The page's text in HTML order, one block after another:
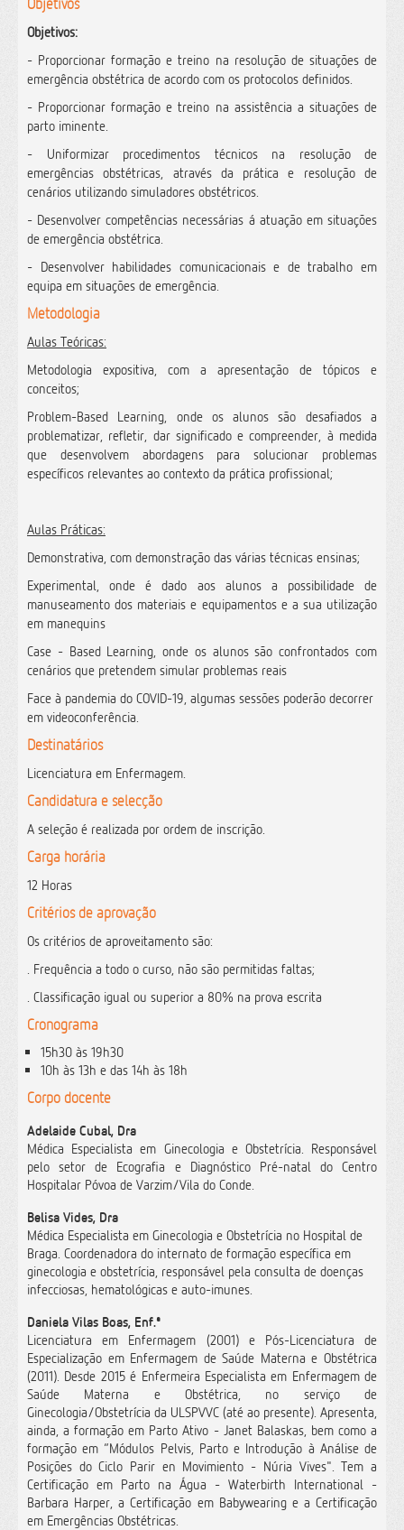
Objetivos
Objetivos:
- Proporcionar formação e treino na resolução de situações de
emergência obstétrica de acordo com os protocolos definidos.
- Proporcionar formação e treino na assistência a situações de
parto iminente.
- Uniformizar procedimentos técnicos na resolução de
emergências obstétricas, através da prática e resolução de
cenários utilizando simuladores obstétricos.
- Desenvolver competências necessárias á atuação em situações
de emergência obstétrica.
- Desenvolver habilidades comunicacionais e de trabalho em
equipa em situações de emergência.
Metodologia
Aulas Teóricas:
Metodologia expositiva, com a apresentação de tópicos e
conceitos;
Problem-Based Learning, onde os alunos são desafiados a
problematizar, refletir, dar significado e compreender, à medida
que desenvolvem abordagens para solucionar problemas
específicos relevantes ao contexto da prática profissional;
Aulas Práticas:
Demonstrativa, com demonstração das várias técnicas ensinas;
Experimental, onde é dado aos alunos a possibilidade de
manuseamento dos materiais e equipamentos e a sua utilização
em manequins
Case - Based Learning, onde os alunos são confrontados com
cenários que pretendem simular problemas reais
Face à pandemia do COVID-19, algumas sessões poderão decorrer
em videoconferência.
Destinatários
Licenciatura em Enfermagem.
Candidatura e selecção
A seleção é realizada por ordem de inscrição.
Carga horária
12 Horas
Critérios de aprovação
Os critérios de aproveitamento são:
. Frequência a todo o curso, não são permitidas faltas;
. Classificação igual ou superior a 80% na prova escrita
Cronograma
15h30 às 19h30
10h às 13h e das 14h às 18h
Corpo docente
Adelaide Cubal, Dra
Médica Especialista em Ginecologia e Obstetrícia. Responsável
pelo setor de Ecografia e Diagnóstico Pré-natal do Centro
Hospitalar Póvoa de Varzim/Vila do Conde.
Belisa Vides, Dra
Médica Especialista em Ginecologia e Obstetrícia no Hospital de
Braga. Coordenadora do internato de formação específica em
ginecologia e obstetrícia, responsável pela consulta de doenças
infecciosas, hematológicas e auto-imunes.
Daniela Vilas Boas, Enf.ª
Licenciatura em Enfermagem (2001) e Pós-Licenciatura de
Especialização em Enfermagem de Saúde Materna e Obstétrica
(2011). Desde 2015 é Enfermeira Especialista em Enfermagem de
Saúde Materna e Obstétrica, no serviço de
Ginecologia/Obstetrícia da ULSPVVC (até ao presente). Apresenta,
ainda, a formação em Parto Ativo - Janet Balaskas, bem como a
formação em “Módulos Pelvis, Parto e Introdução à Análise de
Posições do Ciclo Parir en Movimiento - Núria Vives". Tem a
Certificação em Parto na Água - Waterbirth International -
Barbara Harper, a Certificação em Babywearing e a Certificação
em Emergências Obstétricas.